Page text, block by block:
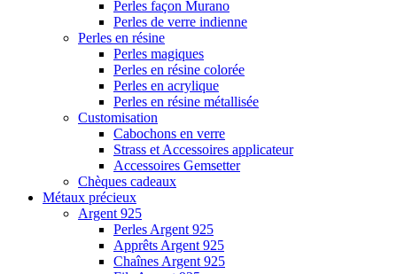
Perles façon Murano
Perles de verre indienne
Perles en résine
Perles magiques
Perles en résine colorée
Perles en acrylique
Perles en résine métallisée
Customisation
Cabochons en verre
Strass et Accessoires applicateur
Accessoires Gemsetter
Chèques cadeaux
Métaux précieux
Argent 925
Perles Argent 925
Apprêts Argent 925
Chaînes Argent 925